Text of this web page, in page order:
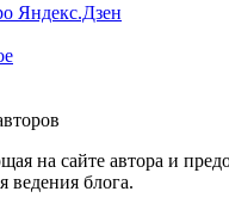
Яндекс.Дзен
на сайте автора и
ведения блога.